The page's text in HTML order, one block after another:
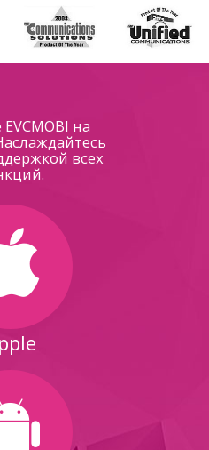
EVCMOBI на
всех